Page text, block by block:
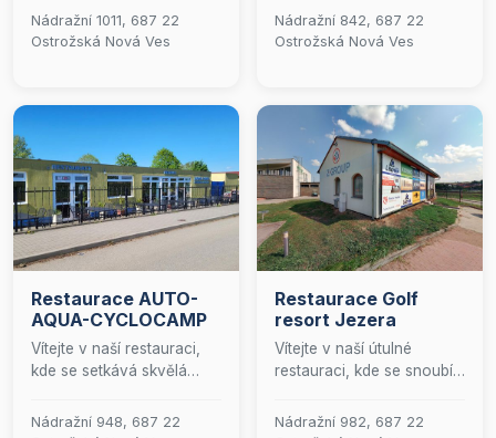
alkoholických i
nealkoholických nápojů.
točených piv, které potěší
dáváte přednost vínu,
doporučujeme vyzkoušet
naše vybrané Chateau
Valtice. Přijďte si k nám
užít pohodovou atmosféru
a skvělý nápojový zážitek!
Nádražní 1011, 687 22
Ostrožská Nová Ves
všechny milovníky tradiční
kuchyně. Přijďte si
na čerstvost a kvalitu
surovin v příjemné
atmosféře naší hospody.
Nádražní 842, 687 22
Ostrožská Nová Ves
Restaurace AUTO-
AQUA-CYCLOCAMP
Vítejte v naší restauraci,
kde se setkává skvělá
atmosférou! Přijďte si užít
Nádražní 948, 687 22
Restaurace Golf
resort Jezera
Vítejte v naší útulné
restauraci, kde se snoubí
chutěmi z celého světa.
Nádražní 982, 687 22